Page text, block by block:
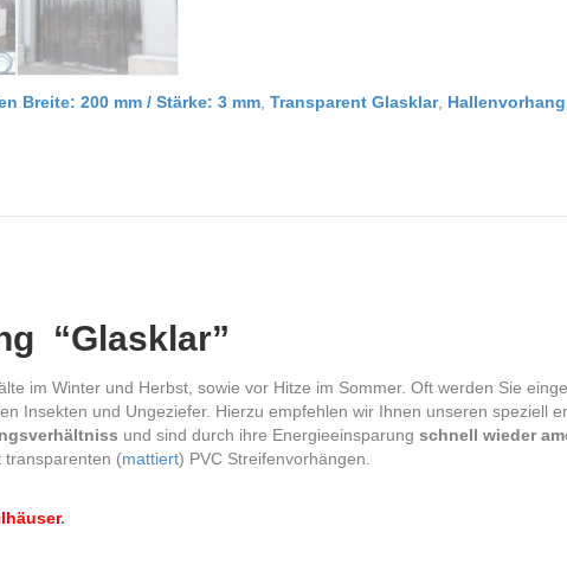
Breite: 200 mm / Stärke: 3 mm Transparent Glasklar, Hallenvorhang
“Glasklar”
im Winter und Herbst, sowie vor Hitze im Sommer. Oft werden Sie
Insekten und Ungeziefer. Hierzu empfehlen wir Ihnen unseren speziell
und sind durch ihre Energieeinsparung schnell wieder
transparenten (mattiert) PVC Streifenvorhängen.
.